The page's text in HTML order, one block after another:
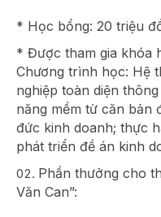
* Học bổng: 20 triệu
* Được tham gia khóa
Chương trình học: Hệ
nghiệp toàn diện
năng mềm từ căn bản
đức kinh doanh; thực
phát triển đề án kinh
Phần thưởng cho
Văn Can”: